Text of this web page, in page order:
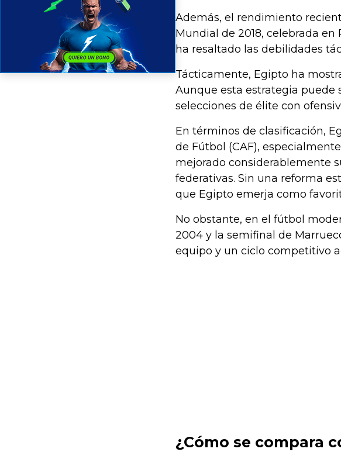
Además, el rendimiento
Mundial de 2018, celebrada
ha resaltado las debilidades
Tácticamente, Egipto ha
Aunque esta estrategia puede
selecciones de élite con
En términos de clasificación,
de Fútbol (CAF),
mejorado considerablemente
federativas. Sin una reforma
que Egipto emerja como
No obstante, en el fútbol
2004 y la semifinal de
equipo y un ciclo competitivo
¿Cómo se compara